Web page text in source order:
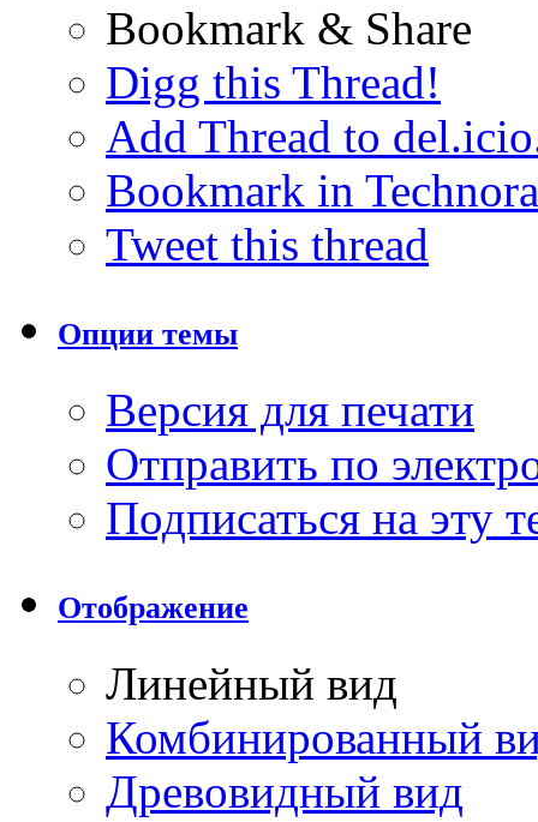
Bookmark & Share
Digg this Thread!
Add Thread to
Bookmark in
Tweet this thread
Опции темы
Версия для печати
Отправить по
Подписаться на эту
Отображение
Линейный вид
Комбинированный
Древовидный вид